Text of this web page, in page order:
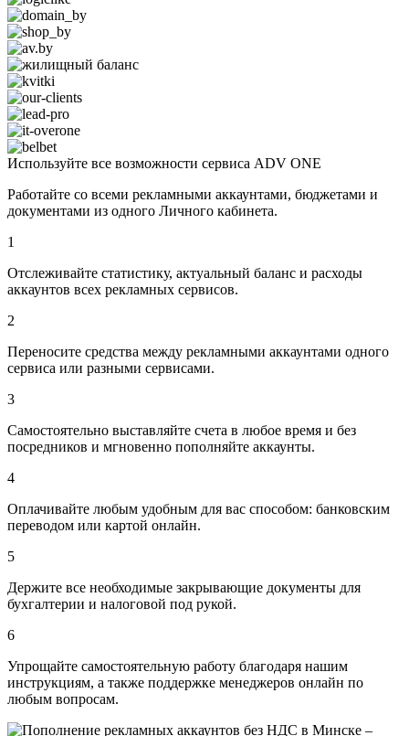
Используйте все возможности сервиса ADV ONE
Работайте со всеми рекламными аккаунтами, бюджетами и
документами из одного Личного кабинета.
1
Отслеживайте статистику, актуальный баланс и расходы
аккаунтов всех рекламных сервисов.
2
Переносите средства между рекламными аккаунтами одного
сервиса или разными сервисами.
3
Самостоятельно выставляйте счета в любое время и без
посредников и мгновенно пополняйте аккаунты.
4
Оплачивайте любым удобным для вас способом: банковским
переводом или картой онлайн.
5
Держите все необходимые закрывающие документы для
бухгалтерии и налоговой под рукой.
6
Упрощайте самостоятельную работу благодаря нашим
инструкциям, а также поддержке менеджеров онлайн по
любым вопросам.